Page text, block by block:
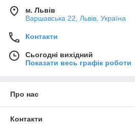
м. Львів
Варшавська 22, Львів, Україна
Контакти
Сьогодні вихідний
Показати весь графік роботи
Про нас
Контакти